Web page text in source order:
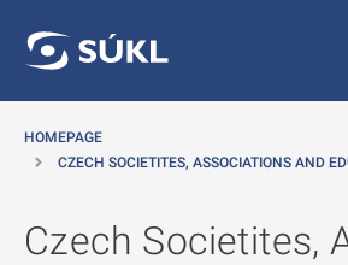
HOMEPAGE
CZECH SOCIETITES, ASSOCIATIONS AND
Czech Societites,